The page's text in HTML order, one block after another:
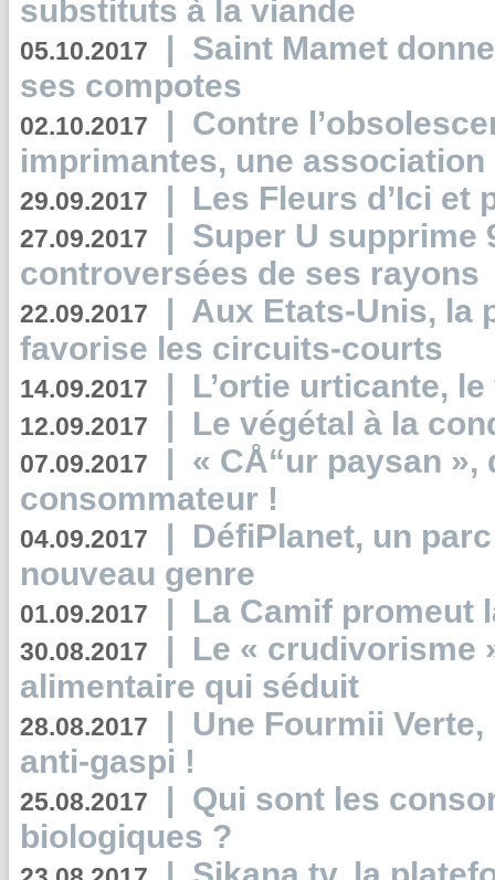
substituts à la viande
05.10.2017 | Saint Mamet
ses compotes
02.10.2017 | Contre
imprimantes, une
29.09.2017 | Les Fleurs d’Ici et
27.09.2017 | Super U supprime
controversées de ses rayons
22.09.2017 | Aux Etats-Unis, la
favorise les circuits-courts
14.09.2017 | L’ortie urticante,
12.09.2017 | Le végétal à la
07.09.2017 | « CÅ“ur paysan
consommateur !
04.09.2017 | DéfiPlanet, un
nouveau genre
01.09.2017 | La Camif promeut
30.08.2017 | Le « crudivorisme
alimentaire qui séduit
28.08.2017 | Une Fourmii
anti-gaspi !
25.08.2017 | Qui sont les
biologiques ?